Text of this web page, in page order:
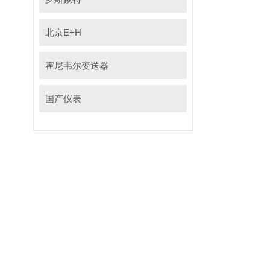
北京E+H
霍尼韦尔变送器
国产仪表